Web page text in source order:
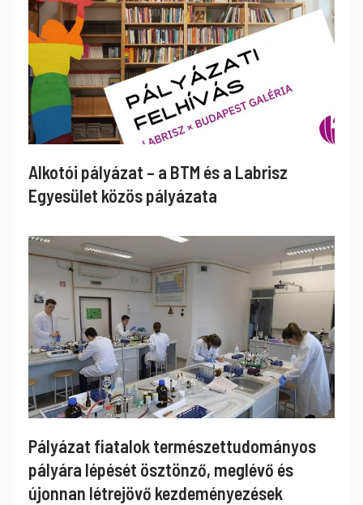
Alkotói pályázat – a BTM és a Labrisz
Egyesület közös pályázata
Pályázat fiatalok természettudományos
pályára lépését ösztönző, meglévő és
újonnan létrejövő kezdeményezések